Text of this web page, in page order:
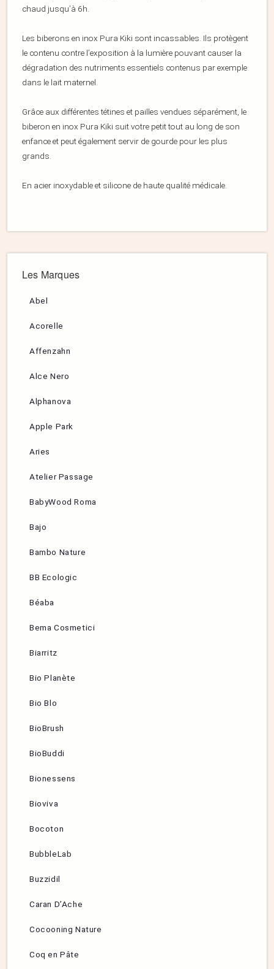
chaud jusqu’à 6h.
Les biberons en inox Pura Kiki sont incassables. Ils protègent
le contenu contre l’exposition à la lumière pouvant causer la
dégradation des nutriments essentiels contenus par exemple
dans le lait maternel.
Grâce aux différentes tétines et pailles vendues séparément, le
biberon en inox Pura Kiki suit votre petit tout au long de son
enfance et peut également servir de gourde pour les plus
grands.
En acier inoxydable et silicone de haute qualité médicale.
Les Marques
Abel
Acorelle
Affenzahn
Alce Nero
Alphanova
Apple Park
Aries
Atelier Passage
BabyWood Roma
Bajo
Bambo Nature
BB Ecologic
Béaba
Bema Cosmetici
Biarritz
Bio Planète
Bio Blo
BioBrush
BioBuddi
Bionessens
Bioviva
Bocoton
BubbleLab
Buzzidil
Caran D’Ache
Cocooning Nature
Coq en Pâte